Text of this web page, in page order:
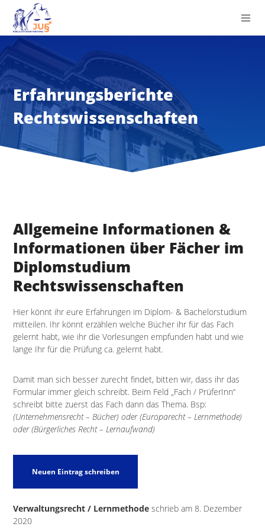
Erfahrungsberichte
Rechtswissenschaften
Allgemeine Informationen &
Informationen über Fächer im
Diplomstudium
Rechtswissenschaften
Hier könnt ihr eure Erfahrungen im Diplom- & Bachelorstudium
mitteilen. Ihr könnt erzählen welche Bücher ihr für das Fach
gelernt habt, wie ihr die Vorlesungen empfunden habt und wie
lange Ihr für die Prüfung ca. gelernt habt.
Damit man sich besser zurecht findet, bitten wir, dass ihr das
Formular immer gleich schreibt. Beim Feld „Fach / PrüferInn“
schreibt bitte zuerst das Fach dann das Thema. Bsp:
(Unternehmensrecht – Bücher) oder (Europarecht – Lernmethode)
oder (Bürgerliches Recht – Lernaufwand)
Verwaltungsrecht / Lernmethodeschrieb am 8. Dezember
2020